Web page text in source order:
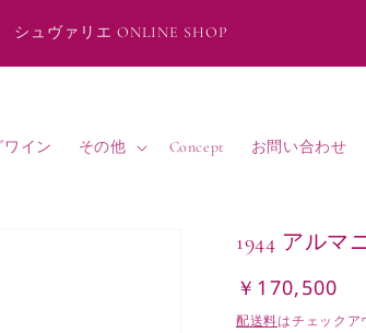
シュヴァリエ ONLINE SHOP
イン その他 Concept お問い合わせ
1944 アルマ
通
常
￥170,500
配送料はチェックア